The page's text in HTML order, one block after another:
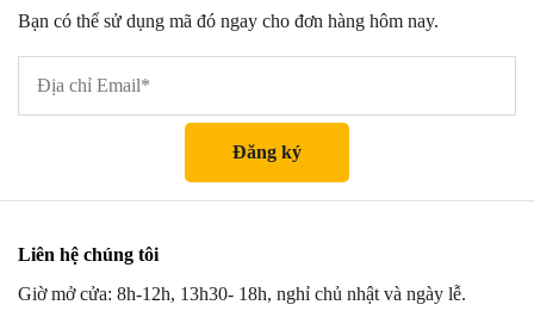
Bạn có thể sử dụng mã đó ngay cho đơn hàng hôm nay.
Liên hệ chúng tôi
Giờ mở cửa: 8h-12h, 13h30- 18h, nghỉ chủ nhật và ngày lễ.